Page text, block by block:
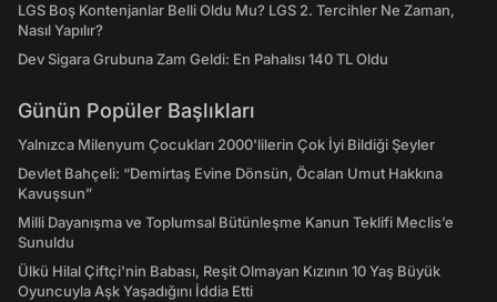
LGS Boş Kontenjanlar Belli Oldu Mu? LGS 2. Tercihler Ne Zaman,
Nasıl Yapılır?
Dev Sigara Grubuna Zam Geldi: En Pahalısı 140 TL Oldu
Günün Popüler Başlıkları
Yalnızca Milenyum Çocukları 2000'lilerin Çok İyi Bildiği Şeyler
Devlet Bahçeli: “Demirtaş Evine Dönsün, Öcalan Umut Hakkına
Kavuşsun”
Milli Dayanışma ve Toplumsal Bütünleşme Kanun Teklifi Meclis’e
Sunuldu
Ülkü Hilal Çiftçi'nin Babası, Reşit Olmayan Kızının 10 Yaş Büyük
Oyuncuyla Aşk Yaşadığını İddia Etti